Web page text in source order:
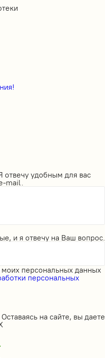
отвечу удобным для вас
mail.
и я отвечу на Ваш вопрос.
моих персональных данных
персональных
. Оставаясь на сайте, вы даете